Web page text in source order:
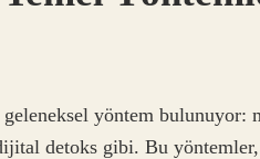
yöntem bulunuyor:
detoks gibi. Bu